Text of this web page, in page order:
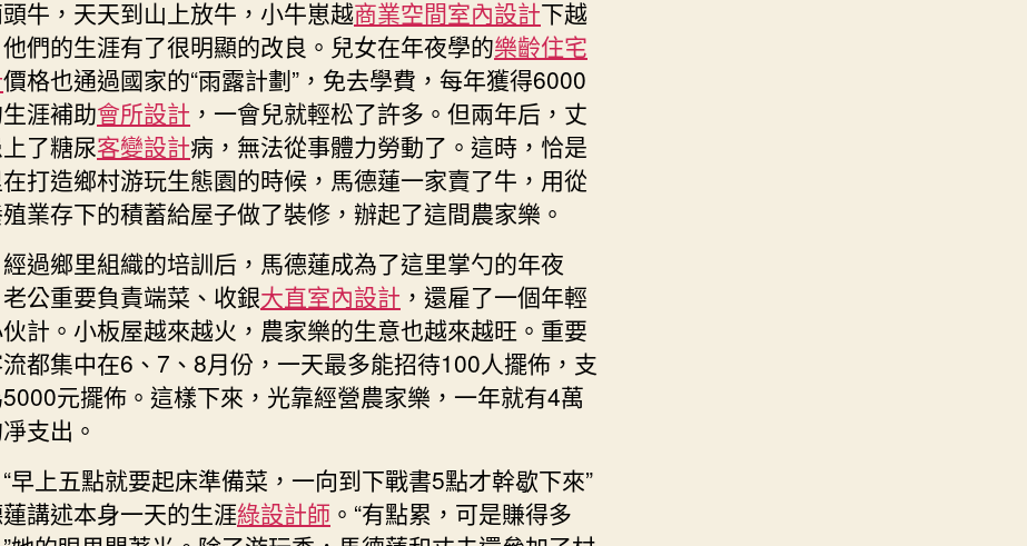
牛，天天到山上放牛，小牛崽越商業空間室內設計下越
們的生涯有了很明顯的改良。兒女在年夜學的樂齡住宅
價格也通過國家的“雨露計劃”，免去學費，每年獲得6000
涯補助會所設計 ，一會兒就輕松了許多。但兩年后，丈
了糖尿客變設計病，無法從事體力勞動了。這時，恰是
打造鄉村游玩生態園的時候，馬德蓮一家賣了牛，用從
業存下的積蓄給屋子做了裝修，辦起了這間農家樂。
經過鄉里組織的培訓后，馬德蓮成為了這里掌勺的年夜
公重要負責端菜、收銀大直室內設計 ，還雇了一個年輕
計。小板屋越來越火，農家樂的生意也越來越旺。重要
都集中在6、7、8月份，一天最多能招待100人擺佈，支
元擺佈。這樣下來，光靠經營農家樂，一年就有4萬
支出。
“早上五點就要起床準備菜，一向到下戰書5點才幹歇下來”
講述本身一天的生涯綠設計師 。“有點累，可是賺得多